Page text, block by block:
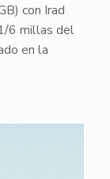
con Irad
6 millas del
en la